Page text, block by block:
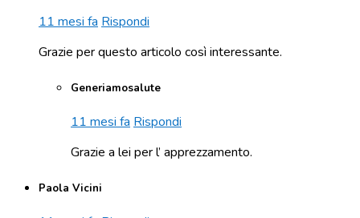
11 mesi fa Rispondi
Grazie per questo articolo così interessante.
Generiamosalute
11 mesi fa Rispondi
Grazie a lei per l’ apprezzamento.
Paola Vicini